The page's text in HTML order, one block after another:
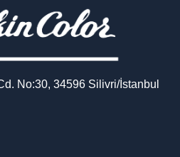
No:30, 34596 Silivri/İstanbul